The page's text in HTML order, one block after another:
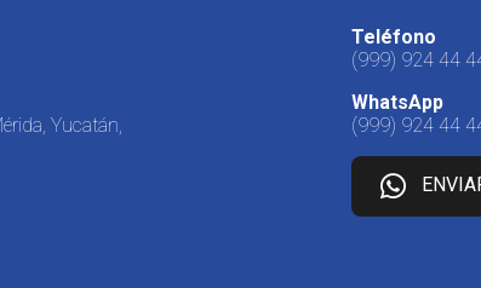
Yucatán,
Teléfono
(999) 924 44
WhatsApp
(999) 924 44